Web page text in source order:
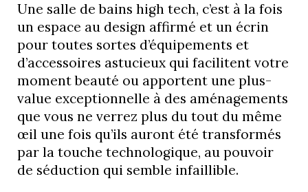
Une salle de bains high tech, c’est à la fois
un espace au design affirmé et un écrin
pour toutes sortes d’équipements et
d’accessoires astucieux qui facilitent votre
moment beauté ou apportent une plus-
value exceptionnelle à des aménagements
que vous ne verrez plus du tout du même
œil une fois qu’ils auront été transformés
par la touche technologique, au pouvoir
de séduction qui semble infaillible.